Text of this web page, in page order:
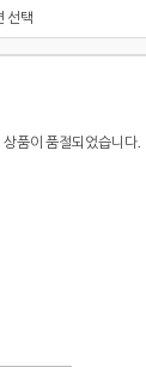
상품이 품절되었습니다.